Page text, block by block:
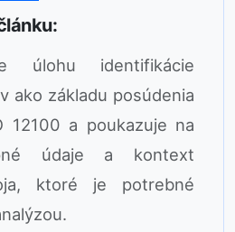
úlohu identifikácie
ako základu posúdenia
12100 a poukazuje na
údaje a kontext
ktoré je potrebné